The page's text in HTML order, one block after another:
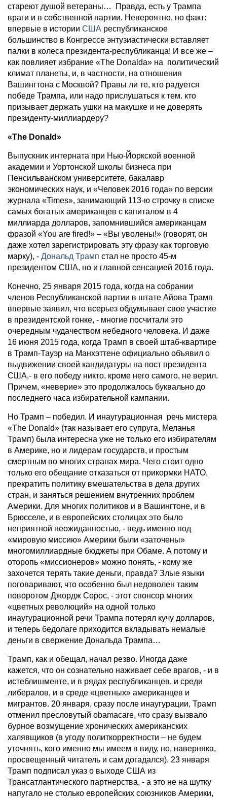
стареют душой ветераны… Правда, есть у Трампа
враги и в собственной партии. Невероятно, но факт:
впервые в истории США республиканское
большинство в Конгрессе энтузиастически вставляет
палки в колеса президента-республиканца! И все же –
как повлияет избрание «The Donalda» на политический
климат планеты, и, в частности, на отношения
Вашингтона с Москвой? Правы ли те, кто радуется
победе Трампа, или надо прислушаться к тем. кто
призывает держать ушки на макушке и не доверять
президенту-миллиардеру?
«The Donald»
Выпускник интерната при Нью-Йоркской военной
академии и Уортонской школы бизнеса при
Пенсильванском университете, бакалавр
экономических наук, и «Человек 2016 года» по версии
журнала «Times», занимающий 113-ю строчку в списке
самых богатых американцев с капиталом в 4
миллиарда долларов, запомнившийся американцам
фразой «You are fired!» – «Вы уволены!» (говорят, он
даже хотел зарегистрировать эту фразу как торговую
марку), - Дональд Трамп стал не просто 45-м
президентом США, но и главной сенсацией 2016 года.
Конечно, 25 января 2015 года, когда на собрании
членов Республиканской партии в штате Айова Трамп
впервые заявил, что всерьез обдумывает свое участие
в президентской гонке, - многие посчитали это
очередным чудачеством небедного человека. И даже
16 июня 2015 года, когда Трамп в своей штаб-квартире
в Трамп-Тауэр на Манхэттене официально объявил о
выдвижении своей кандидатуры на пост президента
США,- в его победу никто, кроме него самого, не верил.
Причем, «неверие» это продолжалось буквально до
последнего часа избирательной кампании.
Но Трамп – победил. И инаугурационная речь мистера
«The Donald» (так называет его супруга, Меланья
Трамп) была интересна уже не только его избирателям
в Америке, но и лидерам государств, и простым
смертным во многих странах мира. Чего стоит одно
только его обещание отказаться от прикормки НАТО,
прекратить политику вмешательства в дела других
стран, и заняться решением внутренних проблем
Америки. Для многих политиков и в Вашингтоне, и в
Брюсселе, и в европейских столицах это было
неприятной неожиданностью, - ведь именно под
«мировую миссию» Америки были «заточены»
многомиллиардные бюджеты при Обаме. А потому и
оторопь «миссионеров» можно понять, - кому же
захочется терять такие деньги, правда? Злые языки
поговаривают, что особенно был недоволен таким
поворотом Джордж Сорос, - этот спонсор многих
«цветных революций» на одной только
инаугурационной речи Трампа потерял кучу долларов,
и теперь бедолаге приходится вкладывать немалые
деньги в свержение Дональда Трампа…
Трамп, как и обещал, начал резво. Иногда даже
кажется, что он сознательно наживает себе врагов, - и в
истеблишменте, и в рядах республиканцев, и среди
либералов, и в среде «цветных» американцев и
мигрантов. 20 января, сразу после инаугурации, Трамп
отменил пресловутый obamacare, что сразу вызвало
бурное возмущение хронических американских
халявщиков (в угоду политкорректности – не будем
уточнять, кого именно мы имеем в виду, но, наверняка,
просвещенный читатель и сам догадался). 23 января
Трамп подписал указ о выходе США из
Трансатлантического партнерства, - а это не на шутку
напугало не столько европейских союзников Америки,